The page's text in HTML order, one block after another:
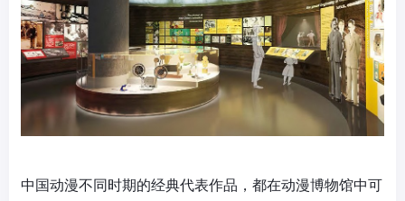
中国动漫不同时期的经典代表作品，都在动漫博物馆中可